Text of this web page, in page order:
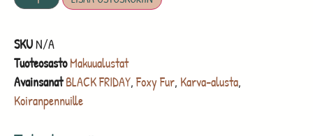
SKUN/A
Tuoteosasto Makuualustat
Avainsanat BLACK FRIDAY, Foxy Fur, Karva-alusta,
Koiranpennuille